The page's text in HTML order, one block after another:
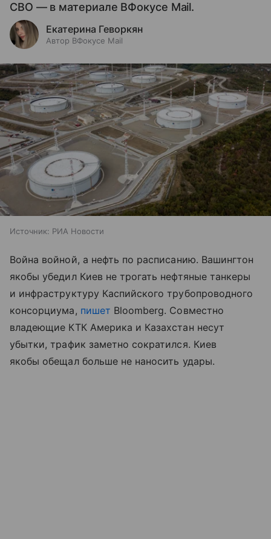
СВО — в материале ВФокусе Mail.
Екатерина Геворкян
Автор ВФокусе Mail
Источник: РИА Новости
Война войной, а нефть по расписанию. Вашингтон
якобы убедил Киев не трогать нефтяные танкеры
и инфраструктуру Каспийского трубопроводного
консорциума, пишет Bloomberg. Совместно
владеющие КТК Америка и Казахстан несут
убытки, трафик заметно сократился. Киев
якобы обещал больше не наносить удары.